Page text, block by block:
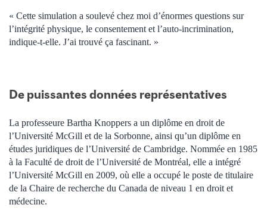
« Cette simulation a soulevé chez moi d’énormes questions sur
l’intégrité physique, le consentement et l’auto-incrimination,
indique-t-elle. J’ai trouvé ça fascinant. »
De puissantes données représentatives
La professeure Bartha Knoppers a un diplôme en droit de
l’Université McGill et de la Sorbonne, ainsi qu’un diplôme en
études juridiques de l’Université de Cambridge. Nommée en 1985
à la Faculté de droit de l’Université de Montréal, elle a intégré
l’Université McGill en 2009, où elle a occupé le poste de titulaire
de la Chaire de recherche du Canada de niveau 1 en droit et
médecine.